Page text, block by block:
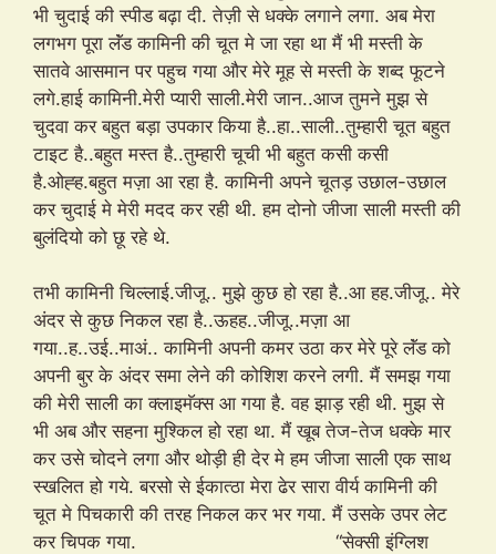
भी चुदाई की स्पीड बढ़ा दी. तेज़ी से धक्के लगाने लगा. अब मेरा
लगभग पूरा लॅंड कामिनी की चूत मे जा रहा था मैं भी मस्ती के
सातवे आसमान पर पहुच गया और मेरे मूह से मस्ती के शब्द फूटने
लगे.हाई कामिनी.मेरी प्यारी साली.मेरी जान..आज तुमने मुझ से
चुदवा कर बहुत बड़ा उपकार किया है..हा..साली..तुम्हारी चूत बहुत
टाइट है..बहुत मस्त है..तुम्हारी चूची भी बहुत कसी कसी
है.ओह्ह.बहुत मज़ा आ रहा है. कामिनी अपने चूतड़ उछाल-उछाल
कर चुदाई मे मेरी मदद कर रही थी. हम दोनो जीजा साली मस्ती की
बुलंदियो को छू रहे थे.
तभी कामिनी चिल्लाई.जीजू.. मुझे कुछ हो रहा है..आ हह.जीजू.. मेरे
अंदर से कुछ निकल रहा है..ऊहह..जीजू..मज़ा आ
गया..ह..उई..माअं.. कामिनी अपनी कमर उठा कर मेरे पूरे लॅंड को
अपनी बुर के अंदर समा लेने की कोशिश करने लगी. मैं समझ गया
की मेरी साली का क्लाइमॅक्स आ गया है. वह झाड़ रही थी. मुझ से
भी अब और सहना मुश्किल हो रहा था. मैं खूब तेज-तेज धक्के मार
कर उसे चोदने लगा और थोड़ी ही देर मे हम जीजा साली एक साथ
स्खलित हो गये. बरसो से ईकात्ठा मेरा ढेर सारा वीर्य कामिनी की
चूत मे पिचकारी की तरह निकल कर भर गया. मैं उसके उपर लेट
कर चिपक गया. “सेक्सी इंग्लिश